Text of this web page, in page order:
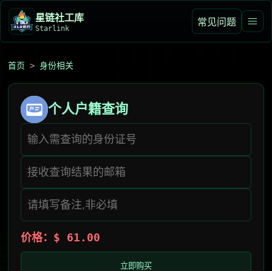
星链社工库️
Starlink
常见问题
首页 > 身份相关
个人户籍查询
价格：$ 61.00
立即购买